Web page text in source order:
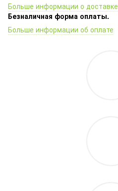
Больше информации о доставке
Безналичная форма оплаты.
Больше информации об оплате